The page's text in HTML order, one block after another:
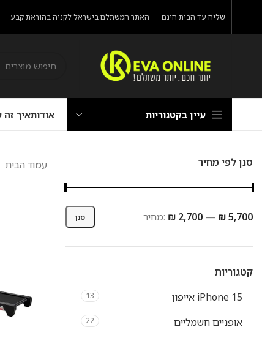
שליח עד הבית חינם האתר המשתלם בישראל לקניה בהוראת קבע
עיין בקטגוריות אודותאיך זה
סנן לפי מחיר
סנן מחיר: ₪ 2,700 — ₪ 5,700
קטגוריות
iPhone 15 אייפון
13
אופניים חשמליים 22
עמוד הבית